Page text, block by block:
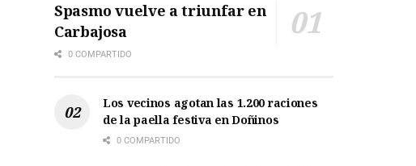
Spasmo vuelve a triunfar en
Carbajosa
0 COMPARTIDO
Los vecinos agotan las 1.200 raciones
de la paella festiva en Doñinos
0 COMPARTIDO